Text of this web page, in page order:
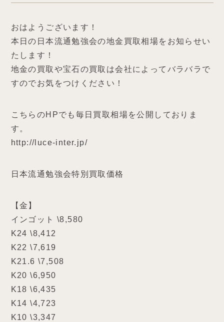
おはようございます！
本日の日本流通勉強会の地金買取相場をお知らせい
たします！
地金の買取や宝石の買取は会社によってバラバラで
すのでお気をつけください！
こちらのHPでも毎日買取相場を公開しておりま
す。
http://luce-inter.jp/
日本流通勉強会特別買取価格
【金】
インゴット \8,580
K24 \8,412
K22 \7,619
K21.6 \7,508
K20 \6,950
K18 \6,435
K14 \4,723
K10 \3,347